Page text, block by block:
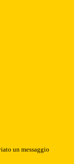
un messaggio